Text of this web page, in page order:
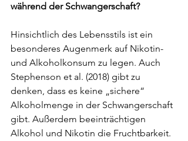
während der Schwangerschaft?
Hinsichtlich des Lebensstils ist ein
besonderes Augenmerk auf Nikotin-
und Alkoholkonsum zu legen. Auch
Stephenson et al. (2018) gibt zu
denken, dass es keine „sichere“
Alkoholmenge in der Schwangerschaft
gibt. Außerdem beeinträchtigen
Alkohol und Nikotin die Fruchtbarkeit.